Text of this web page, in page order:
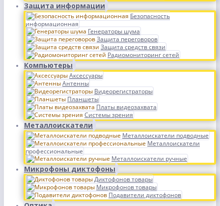
Защита информации
Безопасность
информационная
Генераторы шума
Защита переговоров
Защита средств связи
Радиомониторинг сетей
Компьютеры
Аксессуары
Антенны
Видеорегистраторы
Планшеты
Платы видеозахвата
Системы зрения
Металлоискатели
Металлоискатели подводные
Металлоискатели
профессиональные
Металлоискатели ручные
Микрофоны диктофоны
Диктофонов товары
Микрофонов товары
Подавители диктофонов